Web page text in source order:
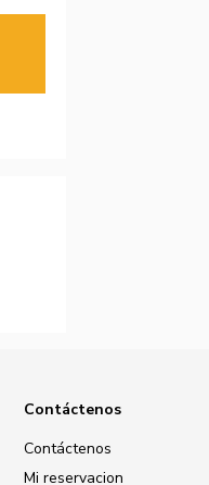
Contáctenos
Contáctenos
Mi reservacion